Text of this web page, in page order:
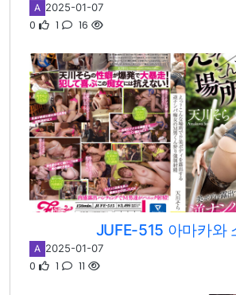
A 2025-01-07
0 1 16
JUFE-515 아마카와
A 2025-01-07
0 1 11